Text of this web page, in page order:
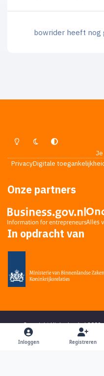
bowrider heeft nog
Lichte ModusDonkere ModusSysteemvoorkeur
Je
PrivacyDigitale
Onze partners
In opdracht van
Copyright Higherlevel.nl
Privacy statement
- Powered by
Inloggen Registreren